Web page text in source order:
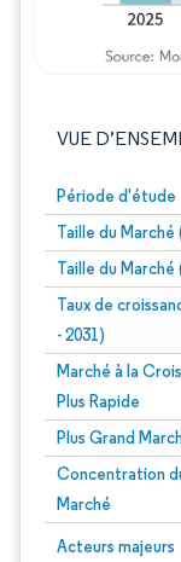
VUE
Période d'étude
Taille du Marché
Taille du Marché
Taux de
- 2031)
Marché à la
Plus Rapide
Plus Grand
Concentration
Marché
Acteurs majeurs
Image © Mordor